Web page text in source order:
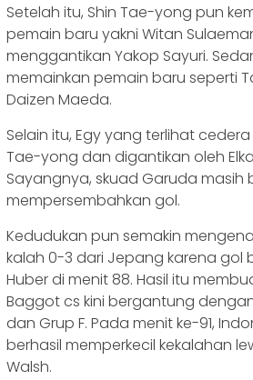
Setelah itu, Shin Tae-yong pun
pemain baru yakni Witan
menggantikan Yakop Sayuri.
memainkan pemain baru seperti
Daizen Maeda.
Selain itu, Egy yang terlihat
Tae-yong dan digantikan oleh
Sayangnya, skuad Garuda masih
mempersembahkan gol.
Kedudukan pun semakin
kalah 0-3 dari Jepang karena gol
Huber di menit 88. Hasil itu
Baggot cs kini bergantung
dan Grup F. Pada menit ke-91,
berhasil memperkecil kekalahan
Walsh.